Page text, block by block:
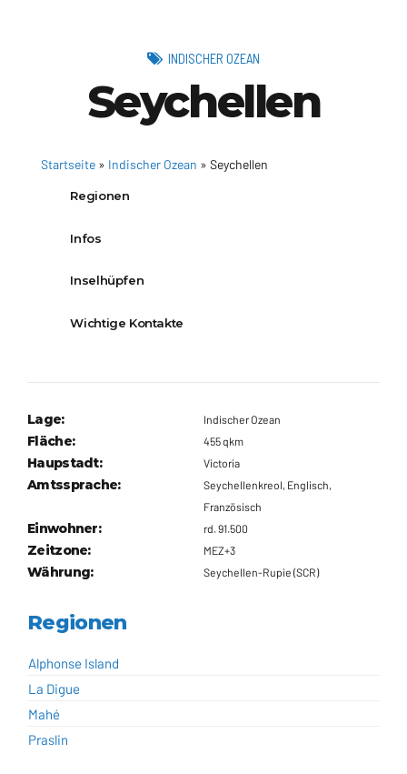
INDISCHER OZEAN
Seychellen
Startseite » Indischer Ozean » Seychellen
Regionen
Infos
Inselhüpfen
Wichtige Kontakte
Lage: Indischer Ozean
Fläche: 455 qkm
Haupstadt: Victoria
Amtssprache:
Seychellenkreol, Englisch,
Französisch
Einwohner: rd. 91.500
Zeitzone: MEZ+3
Währung: Seychellen-Rupie (SCR)
Regionen
Alphonse Island
La Digue
Mahé
Praslin